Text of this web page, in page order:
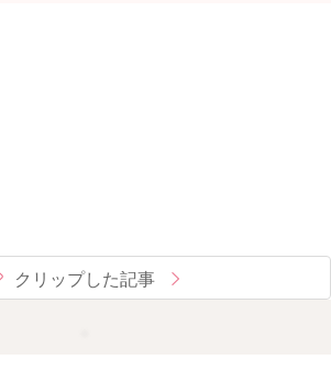
クリップした記事